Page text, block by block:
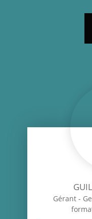
Gérant -